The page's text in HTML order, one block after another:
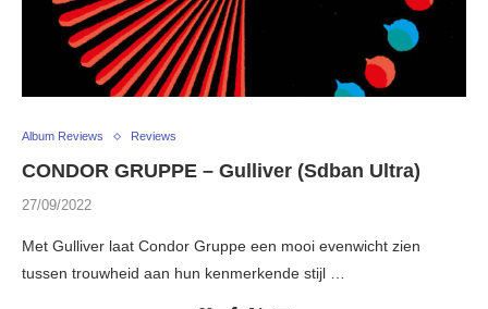
Album Reviews Reviews
CONDOR GRUPPE – Gulliver (Sdban Ultra)
27/09/2022
Met Gulliver laat Condor Gruppe een mooi evenwicht zien
tussen trouwheid aan hun kenmerkende stijl …